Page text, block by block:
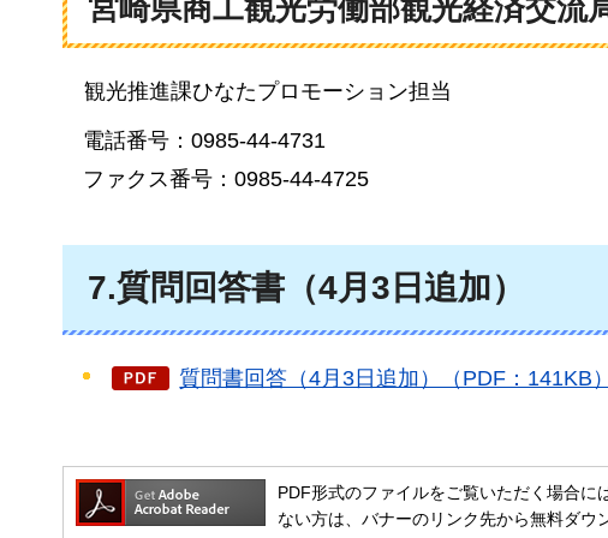
宮崎県商工観光労働部観光経済交流
観光推進課ひなたプロモーション担当
電話番号：0985-44-4731
ファクス番号：0985-44-4725
7.質問回答書（4月3日追加）
質問書回答（4月3日追加）（PDF：141KB）
PDF形式のファイルをご覧いただく場合
ない方は、バナーのリンク先から無料ダウ